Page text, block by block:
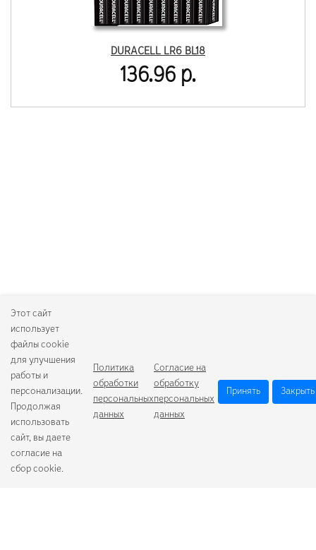
DURACELL LR6 BL18
136.96 р.
Этот сайт
использует
файлы cookie
для улучшения
работы и
персонализации.
Продолжая
использовать
сайт, вы даете
согласие на
сбор cookie.
Политика
обработки
персональных
данных
Согласие на
обработку
персональных
данных
Принять Закрыть